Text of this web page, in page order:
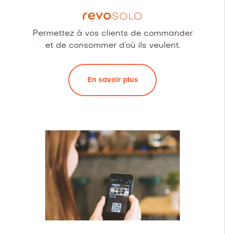
Permettez à vos clients de commander
et de consommer d’où ils veulent.
En savoir plus